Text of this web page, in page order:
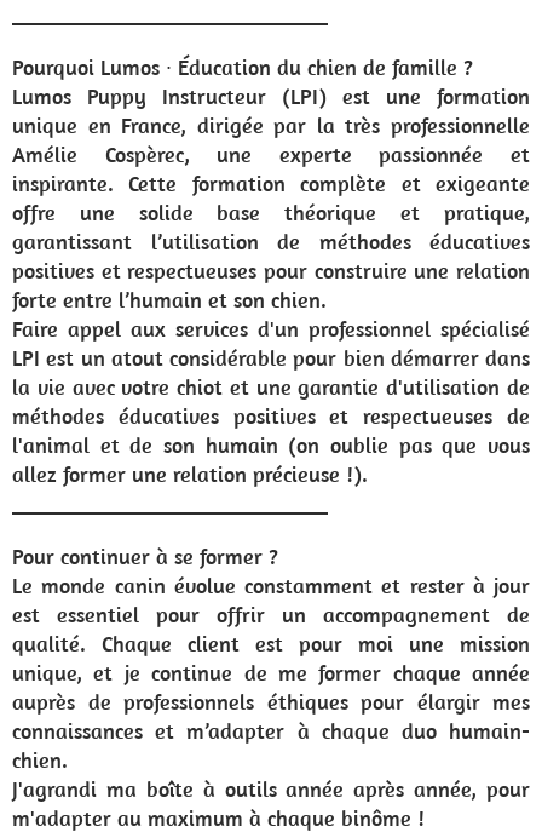
Pourquoi Lumos ∙ Éducation du chien de famille ?
Lumos Puppy Instructeur (LPI) est une formation
unique en France, dirigée par la très professionnelle
Amélie Cospèrec, une experte passionnée et
inspirante. Cette formation complète et exigeante
offre une solide base théorique et pratique,
garantissant l’utilisation de méthodes éducatives
positives et respectueuses pour construire une relation
forte entre l’humain et son chien.
Faire appel aux services d'un professionnel spécialisé
LPI est un atout considérable pour bien démarrer dans
la vie avec votre chiot et une garantie d'utilisation de
méthodes éducatives positives et respectueuses de
l'animal et de son humain (on oublie pas que vous
allez former une relation précieuse !).
Pour continuer à se former ?
Le monde canin évolue constamment et rester à jour
est essentiel pour offrir un accompagnement de
qualité. Chaque client est pour moi une mission
unique, et je continue de me former chaque année
auprès de professionnels éthiques pour élargir mes
connaissances et m’adapter à chaque duo humain-
chien.
J'agrandi ma boîte à outils année après année, pour
m'adapter au maximum à chaque binôme !